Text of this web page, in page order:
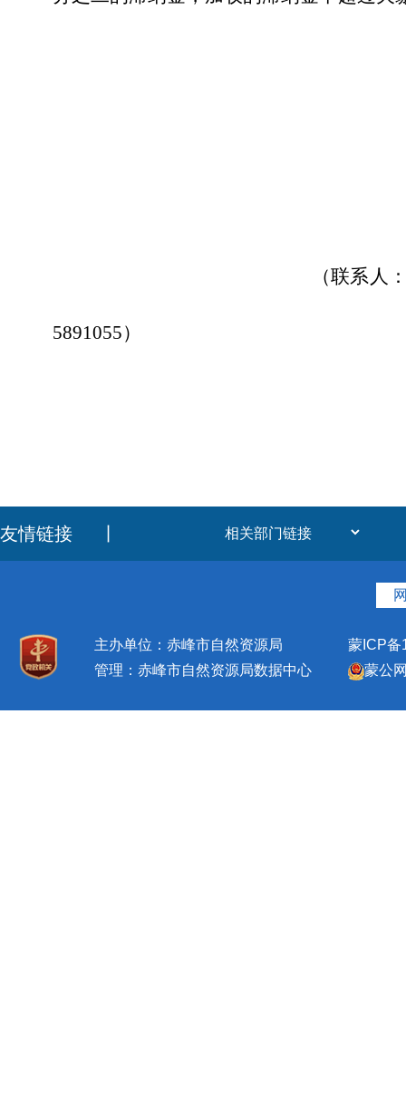
（联系人
5891055）
友情链接
主办单位：赤峰市自然资源局
管理：赤峰市自然资源局数据中心
蒙ICP备
蒙公